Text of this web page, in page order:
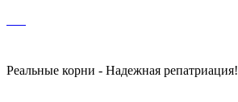
Реальные корни - Надежная репатриация!